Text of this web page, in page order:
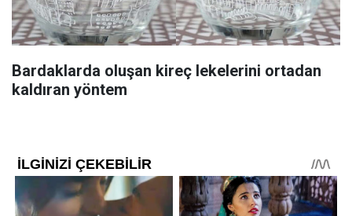
Bardaklarda oluşan kireç lekelerini ortadan
kaldıran yöntem